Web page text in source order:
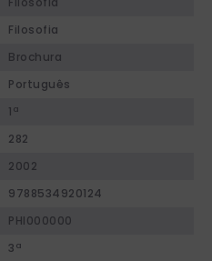
Filosofia
Brochura
Português
1ª
282
2002
9788534920124
PHI000000
3ª